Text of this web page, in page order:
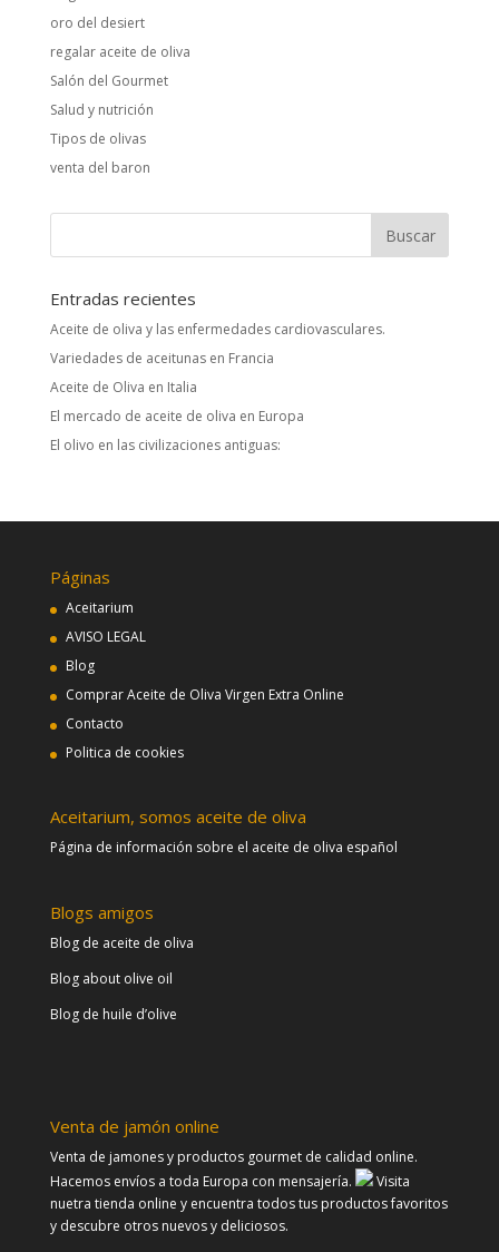
oro del desiert
regalar aceite de oliva
Salón del Gourmet
Salud y nutrición
Tipos de olivas
venta del baron
Entradas recientes
Aceite de oliva y las enfermedades cardiovasculares.
Variedades de aceitunas en Francia
Aceite de Oliva en Italia
El mercado de aceite de oliva en Europa
El olivo en las civilizaciones antiguas:
Páginas
Aceitarium
AVISO LEGAL
Blog
Comprar Aceite de Oliva Virgen Extra Online
Contacto
Politica de cookies
Aceitarium, somos aceite de oliva
Página de información sobre el aceite de oliva español
Blogs amigos
Blog de aceite de oliva
Blog about olive oil
Blog de huile d’olive
Venta de jamón online
Venta de jamones y productos gourmet de calidad online.
Hacemos envíos a toda Europa con mensajería.
Visita
nuetra tienda online y encuentra todos tus productos favoritos
y descubre otros nuevos y deliciosos.